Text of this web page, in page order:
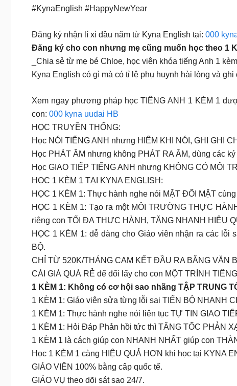
#KynaEnglish #HappyNewYear
Đăng ký nhận lí xì đầu năm từ Kyna English tại: 000
Đăng ký cho con nhưng mẹ cũng muốn học theo 1
_Chia sẻ từ mẹ bé Chloe, học viên khóa tiếng Anh 1
Kyna English có gì mà có tỉ lệ phụ huynh hài lòng và
Xem ngay phương pháp học TIẾNG ANH 1 KÈM 1
con: 000 kyna uudai HB
HỌC TRUYỀN THỐNG:
Học NÓI TIẾNG ANH nhưng HIẾM KHI NÓI, GHI GHI
Học PHÁT ÂM nhưng không PHÁT RA ÂM, dùng các
Học GIAO TIẾP TIẾNG ANH nhưng KHÔNG CÓ MÔI
HỌC 1 KÈM 1 TẠI KYNA ENGLISH:
HỌC 1 KÈM 1: Thực hành nghe nói MẶT ĐỐI MẶT
HỌC 1 KÈM 1: Tạo ra một MÔI TRƯỜNG THỰC
riêng con TỐI ĐA THỰC HÀNH, TĂNG NHANH HIỆU
HỌC 1 KÈM 1: dễ dàng cho Giáo viên nhận ra các
BỘ.
CHỈ TỪ 520K/THÁNG CAM KẾT ĐẦU RA BẰNG VĂN
CÁI GIÁ QUÁ RẺ để đổi lấy cho con MỘT TRÌNH
1 KÈM 1: Không có cơ hội sao nhãng TẬP TRUNG
1 KÈM 1: Giáo viên sửa từng lỗi sai TIẾN BỘ NHANH
1 KÈM 1: Thực hành nghe nói liên tục TỰ TIN GIAO
1 KÈM 1: Hỏi Đáp Phản hồi tức thì TĂNG TỐC PHẢN
1 KÈM 1 là cách giúp con NHANH NHẤT giúp con
Học 1 KÈM 1 càng HIỆU QUẢ HƠN khi học tại KYNA
GIÁO VIÊN 100% bằng câp quốc tế.
GIÁO VỤ theo dõi sát sao 24/7.